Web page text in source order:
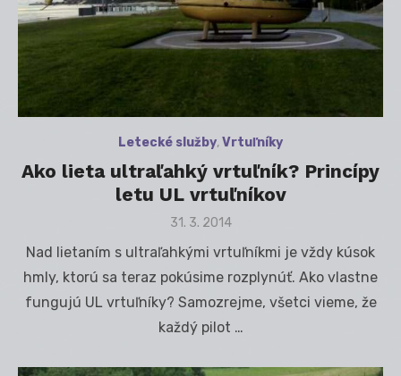
Letecké služby,Vrtuľníky
Ako lieta ultraľahký vrtuľník? Princípy
letu UL vrtuľníkov
Posted
31. 3. 2014
Nad lietaním s ultraľahkými vrtuľníkmi je vždy kúsok
hmly, ktorú sa teraz pokúsime rozplynúť. Ako vlastne
fungujú UL vrtuľníky? Samozrejme, všetci vieme, že
každý pilot …